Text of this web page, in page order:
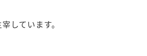
しています。